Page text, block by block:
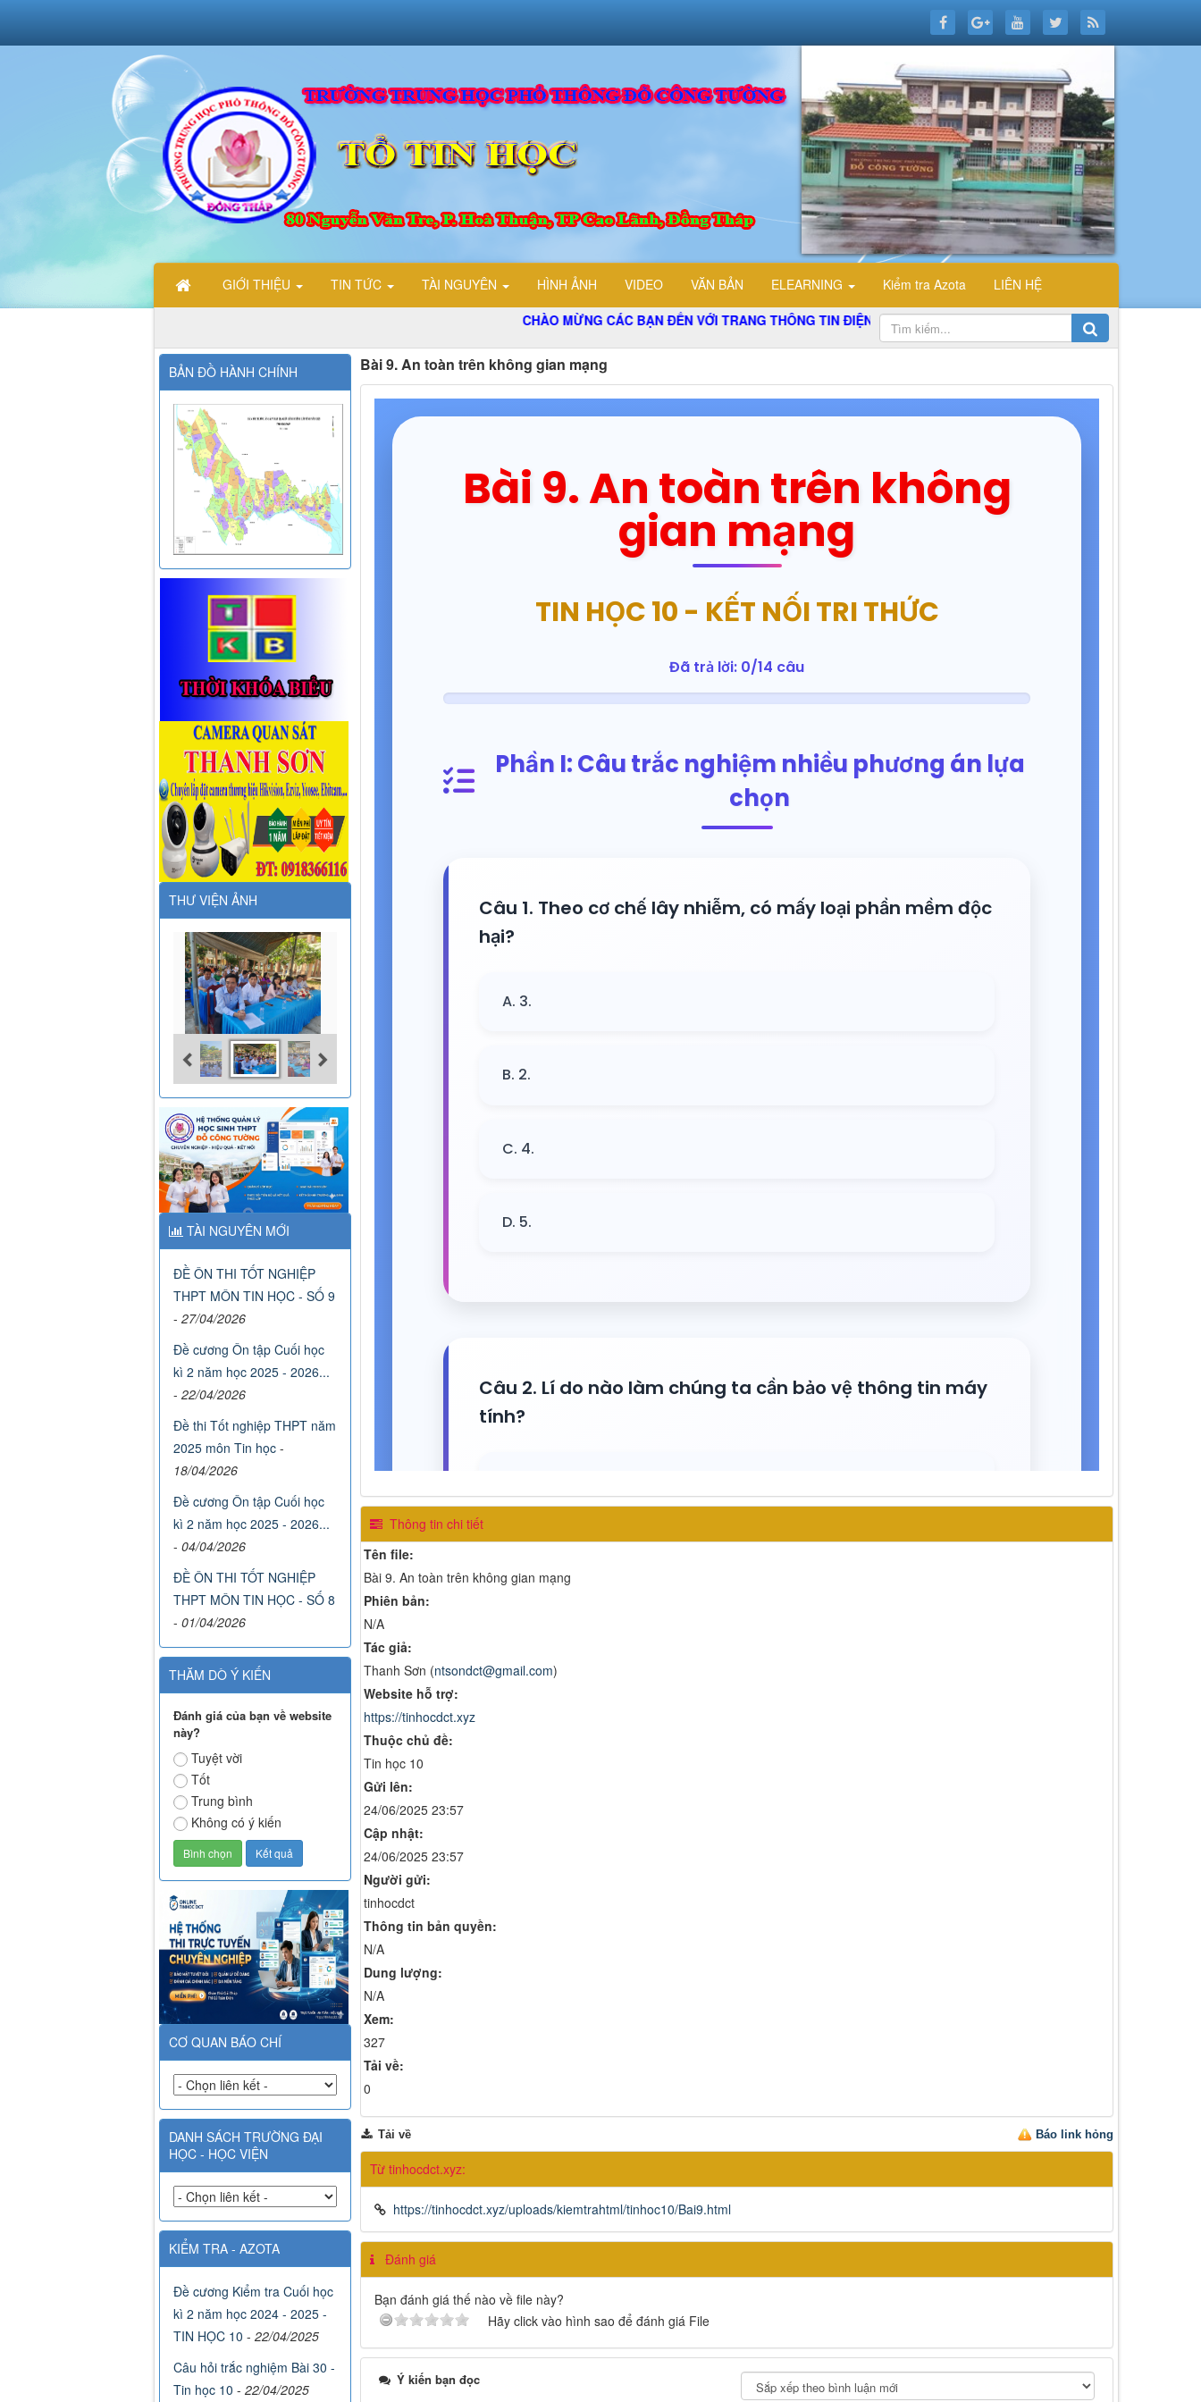
GIỚI THIỆU TIN TỨC TÀI NGUYÊN HÌNH ẢNH VIDEO VĂN BẢN ELEARNING Kiểm tra Azota
LIÊN HỆ
CHÀO MỪNG CÁC BẠN ĐẾN VỚI TRANG THÔNG TIN ĐIỆN TỬ TỔ TIN HỌC TRƯỜNG THPT ĐỖ CÔNG TƯỜNG
Bài 9. An toàn trên không gian mạng
Thông tin chi tiết
Tên file:
Bài 9. An toàn trên không gian mạng
Phiên bản:
N/A
Tác giả:
Thanh Sơn (ntsondct@gmail.com)
Website hỗ trợ:
https://tinhocdct.xyz
Thuộc chủ đề:
Tin học 10
Gửi lên:
24/06/2025 23:57
Cập nhật:
24/06/2025 23:57
Người gửi:
tinhocdct
Thông tin bản quyền:
N/A
Dung lượng:
N/A
Xem:
327
Tải về:
0
Báo link hỏng
Tải về
Từ tinhocdct.xyz:
https://tinhocdct.xyz/uploads/kiemtrahtml/tinhoc10/Bai9.html
Đánh giá
Bạn đánh giá thế nào về file này?
Hãy click vào hình sao để đánh giá File
Ý kiến bạn đọc
BẢN ĐỒ HÀNH CHÍNH
THƯ VIỆN ẢNH
TÀI NGUYÊN MỚI
ĐỀ ÔN THI TỐT NGHIỆP
THPT MÔN TIN HỌC - SỐ 9
- 27/04/2026
Đề cương Ôn tập Cuối học
kì 2 năm học 2025 - 2026...
- 22/04/2026
Đề thi Tốt nghiệp THPT năm
2025 môn Tin học -
18/04/2026
Đề cương Ôn tập Cuối học
kì 2 năm học 2025 - 2026...
- 04/04/2026
ĐỀ ÔN THI TỐT NGHIỆP
THPT MÔN TIN HỌC - SỐ 8
- 01/04/2026
THĂM DÒ Ý KIẾN
Đánh giá của bạn về website
này?
Tuyệt vời
Tốt
Trung bình
Không có ý kiến
CƠ QUAN BÁO CHÍ
DANH SÁCH TRƯỜNG ĐẠI
HỌC - HỌC VIỆN
KIỂM TRA - AZOTA
Đề cương Kiểm tra Cuối học
kì 2 năm học 2024 - 2025 -
TIN HỌC 10 - 22/04/2025
Câu hỏi trắc nghiệm Bài 30 -
Tin học 10 - 22/04/2025